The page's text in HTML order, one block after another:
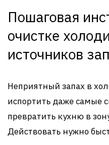
Пошаговая
очистке
источников
Неприятный запах в
испортить даже самые
превратить кухню в
Действовать нужно